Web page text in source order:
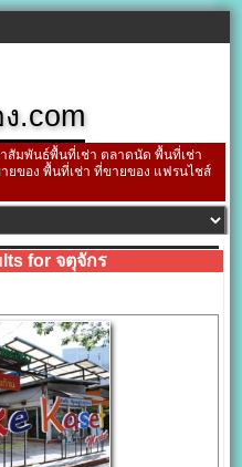
.com
สัมพันธ์พื้นที่เช่า ตลาดนัด พื้นที่เช่า
ยของ พื้นที่เช่า ที่ขายของ แฟรนไชส์
for จตุจักร